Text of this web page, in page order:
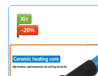
Хіт
−20%